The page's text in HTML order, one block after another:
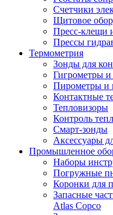
Счетчики
Щитовое
Пресс-клещи
Прессы
Термометрия
Зонды для
Гигрометры
Пирометры и
Контактные
Тепловизоры
Контроль
Смарт-зонды
Аксессуары
Промышленное
Наборы
Погружные
Коронки для
Запасные
Atlas Copco